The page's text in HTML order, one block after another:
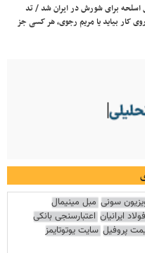
اسلحه برای شورش در ایران شد / تد
کار بیاید یا مریم رجوی، هر کسی جز
سونی مبل مینیمال
ایرانیان اعتبارسنجی بانکی
پروفیل سایت یوتوتایمز